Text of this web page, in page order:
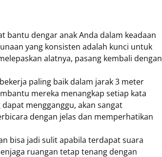
bantu dengar anak Anda dalam keadaan
yang konsisten adalah kunci untuk
alatnya, pasang kembali dengan
paling baik dalam jarak 3 meter
mereka menangkap setiap kata
mengganggu, akan sangat
dengan jelas dan memperhatikan
bisa jadi sulit apabila terdapat suara
ruangan tetap tenang dengan